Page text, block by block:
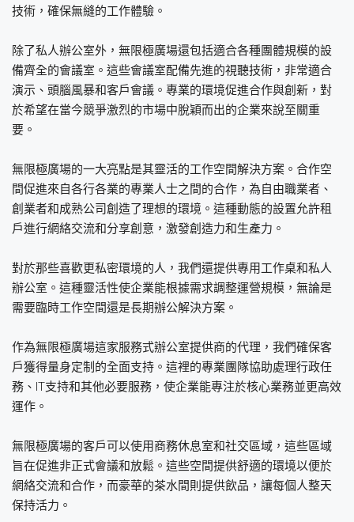
技術，確保無縫的工作體驗。
除了私人辦公室外，無限極廣場還包括適合各種團體規模的設
備齊全的會議室。這些會議室配備先進的視聽技術，非常適合
演示、頭腦風暴和客戶會議。專業的環境促進合作與創新，對
於希望在當今競爭激烈的市場中脫穎而出的企業來說至關重
要。
無限極廣場的一大亮點是其靈活的工作空間解決方案。合作空
間促進來自各行各業的專業人士之間的合作，為自由職業者、
創業者和成熟公司創造了理想的環境。這種動態的設置允許租
戶進行網絡交流和分享創意，激發創造力和生產力。
對於那些喜歡更私密環境的人，我們還提供專用工作桌和私人
辦公室。這種靈活性使企業能根據需求調整運營規模，無論是
需要臨時工作空間還是長期辦公解決方案。
作為無限極廣場這家服務式辦公室提供商的代理，我們確保客
戶獲得量身定制的全面支持。這裡的專業團隊協助處理行政任
務、IT支持和其他必要服務，使企業能專注於核心業務並更高效
運作。
無限極廣場的客戶可以使用商務休息室和社交區域，這些區域
旨在促進非正式會議和放鬆。這些空間提供舒適的環境以便於
網絡交流和合作，而豪華的茶水間則提供飲品，讓每個人整天
保持活力。